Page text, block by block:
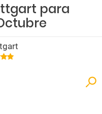
para